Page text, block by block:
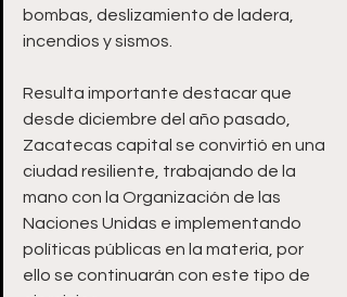
bombas, deslizamiento de ladera,
incendios y sismos.
Resulta importante destacar que
desde diciembre del año pasado,
Zacatecas capital se convirtió en una
ciudad resiliente, trabajando de la
mano con la Organización de las
Naciones Unidas e implementando
políticas públicas en la materia, por
ello se continuarán con este tipo de